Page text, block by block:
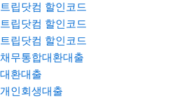
트립닷컴 할인코드
트립닷컴 할인코드
트립닷컴 할인코드
채무통합대환대출
대환대출
개인회생대출